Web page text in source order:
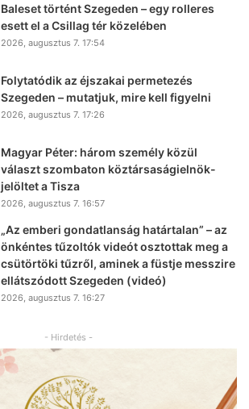
Baleset történt Szegeden – egy rolleres
esett el a Csillag tér közelében
2026, augusztus 7. 17:54
Folytatódik az éjszakai permetezés
Szegeden – mutatjuk, mire kell figyelni
2026, augusztus 7. 17:26
Magyar Péter: három személy közül
választ szombaton köztársaságielnök-
jelöltet a Tisza
2026, augusztus 7. 16:57
„Az emberi gondatlanság határtalan” – az
önkéntes tűzoltók videót osztottak meg a
csütörtöki tűzről, aminek a füstje messzire
ellátszódott Szegeden (videó)
2026, augusztus 7. 16:27
- Hirdetés -